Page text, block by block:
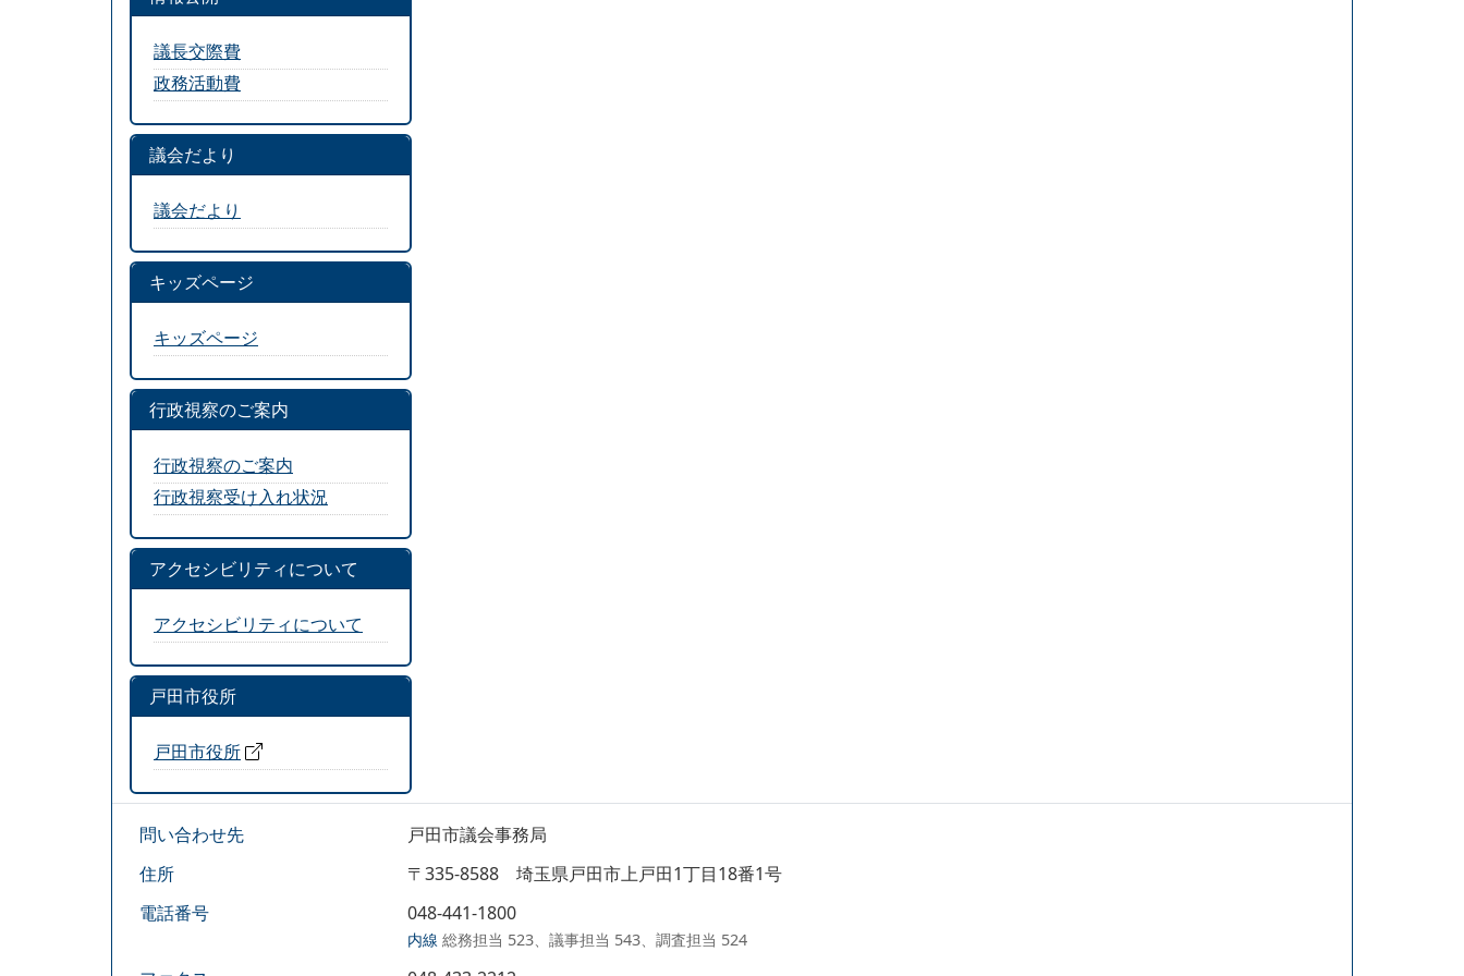
議長交際費
政務活動費
議会だより
議会だより
キッズページ
キッズページ
行政視察のご案内
行政視察のご案内
行政視察受け入れ状況
アクセシビリティについて
アクセシビリティについて
戸田市役所
戸田市役所
問い合わせ先
戸田市議会事務局
住所
〒335-8588 埼玉県戸田市上戸田1丁目18番1号
電話番号
048-441-1800
内線 総務担当 523、議事担当 543、調査担当 524